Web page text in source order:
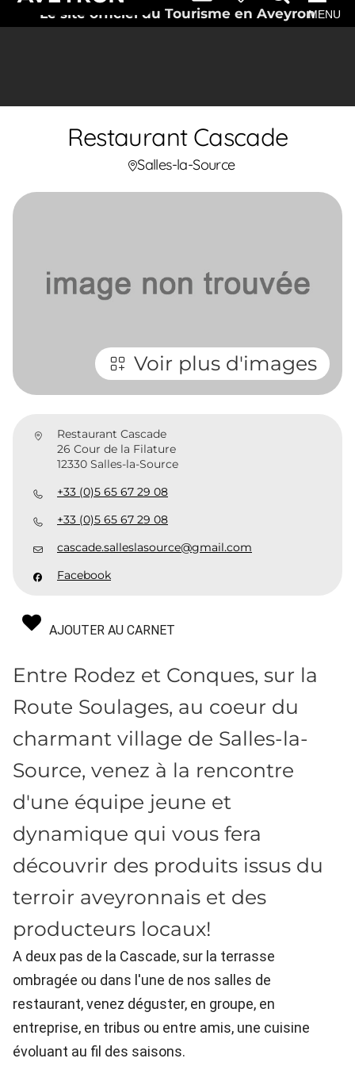
Le site officiel du Tourisme en AveyronMENU
Restaurant Cascade
Salles-la-Source
Voir plus d'images
Restaurant Cascade
26 Cour de la Filature
12330 Salles-la-Source
+33 (0)5 65 67 29 08
+33 (0)5 65 67 29 08
cascade.salleslasource@gmail.com
Facebook
AJOUTER AU CARNET
Entre Rodez et Conques, sur la
Route Soulages, au coeur du
charmant village de Salles-la-
Source, venez à la rencontre
d'une équipe jeune et
dynamique qui vous fera
découvrir des produits issus du
terroir aveyronnais et des
producteurs locaux!
A deux pas de la Cascade, sur la terrasse
ombragée ou dans l'une de nos salles de
restaurant, venez déguster, en groupe, en
entreprise, en tribus ou entre amis, une cuisine
évoluant au fil des saisons.